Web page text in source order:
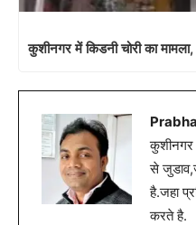
कुशीनगर में किडनी चोरी का मामला,
कुशीनगर
से
है.जहा
करते है.